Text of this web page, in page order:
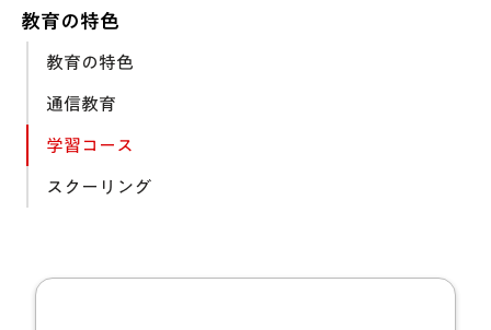
教育の特色
教育の特色
通信教育
学習コース
スクーリング